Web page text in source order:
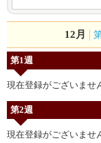
12月
第1週
現在登録がございませ
第2週
現在登録がございませ